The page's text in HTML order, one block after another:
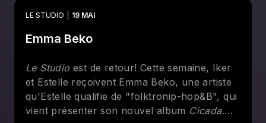
LE STUDIO 19 MAI
Emma Beko
Le Studio est de retour! Cette semaine, Iker
et Estelle reçoivent Emma Beko, une artiste
qu'Estelle qualifie de "folktronip-hop&B", qui
vient présenter son nouvel album Cicada.